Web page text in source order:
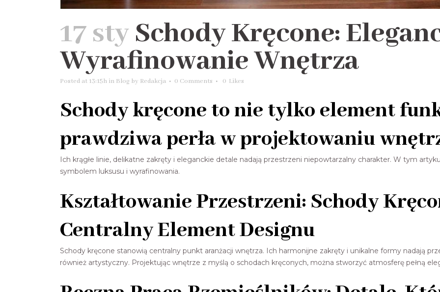
17 sty Schody Kręcone:
Wyrafinowanie Wnętrza
Posted at 13:15h in Blog by Redakcja 0 Comments 0 Likes
Schody kręcone to nie tylko element
prawdziwa perła w projektowaniu
Ich krągłe linie, delikatne zakręty i eleganckie detale nadają przestrzeni niepowtarzalny charakter. W tym
symbolem luksusu i wyrafinowania.
Kształtowanie Przestrzeni: Schody
Centralny Element Designu
Schody kręcone stanowią centralny punkt aranżacji wnętrza. Ich harmonijne zakręty i unikalne formy nadają
również artystyczny. Projektując wnętrze z myślą o schodach kręconych, można stworzyć atmosferę pełną